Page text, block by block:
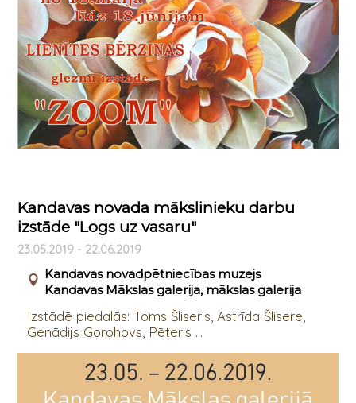
Kandavas novada mākslinieku darbu
izstāde "Logs uz vasaru"
23.05.2019 - 22.06.2019
Kandavas novadpētniecības muzejs
Kandavas Mākslas galerija, mākslas galerija
Izstādē piedalās: Toms Šliseris, Astrīda Šlisere,
Genādijs Gorohovs, Pēteris ...